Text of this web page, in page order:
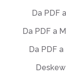
Da PDF
Da PDF a
Da PDF